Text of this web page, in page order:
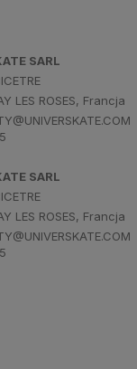
SARL
LES ROSES, Francja
SARL
LES ROSES, Francja